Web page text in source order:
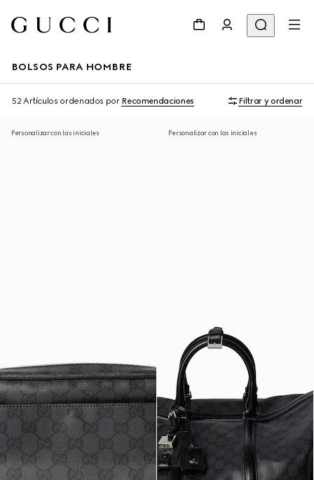
BOLSOS PARA HOMBRE
52 Artículos ordenados por Recomendaciones Filtrar y ordenar
Personalizar con las iniciales Personalizar con las iniciales